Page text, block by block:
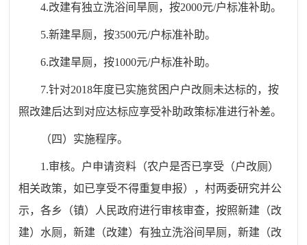
4.改建有独立洗浴间旱厕，按2000元/户标准补助。
5.新建旱厕，按3500元/户标准补助。
6.改建旱厕，按1000元/户标准补助。
7.针对2018年度已实施贫困户户改厕未达标的，按
照改建后达到对应达标应享受补助政策标准进行补差。
（四）实施程序。
1.审核。户申请资料（农户是否已享受（户改厕）
相关政策，如已享受不得重复申报），村两委研究并公
示，各乡（镇）人民政府进行审核审查，按照新建（改
建）水厕，新建（改建）有独立洗浴间旱厕，新建（改